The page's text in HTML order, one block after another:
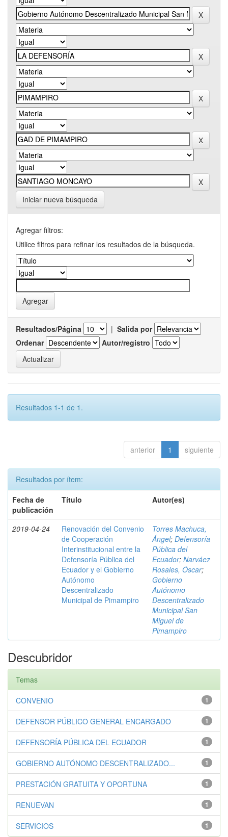
Iniciar nueva búsqueda
Agregar filtros:
Utilice filtros para refinar los resultados de la búsqueda.
Resultados/Página | Salida por
Ordenar
Autor/registro
Resultados 1-1 de 1.
anterior 1 siguiente
Resultados por ítem:
Fecha de
publicación
Título Autor(es)
2019-04-24
Renovación del Convenio
de Cooperación
Interinstitucional entre la
Defensoría Pública del
Ecuador y el Gobierno
Autónomo
Descentralizado
Municipal de Pimampiro
Torres Machuca,
Ángel; Defensoría
Pública del
Ecuador; Narváez
Rosales, Óscar;
Gobierno
Autónomo
Descentralizado
Municipal San
Miguel de
Pimampiro
Descubridor
Temas
1
CONVENIO
1
DEFENSOR PÚBLICO GENERAL ENCARGADO
1
DEFENSORÍA PÚBLICA DEL ECUADOR
1
GOBIERNO AUTÓNOMO DESCENTRALIZADO...
1
PRESTACIÓN GRATUITA Y OPORTUNA
1
RENUEVAN
1
SERVICIOS